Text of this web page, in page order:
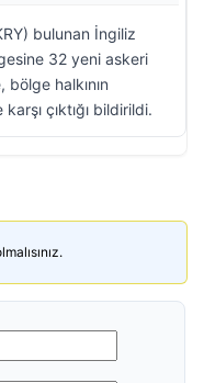
bulunan İngiliz
32 yeni askeri
halkının
çıktığı bildirildi.